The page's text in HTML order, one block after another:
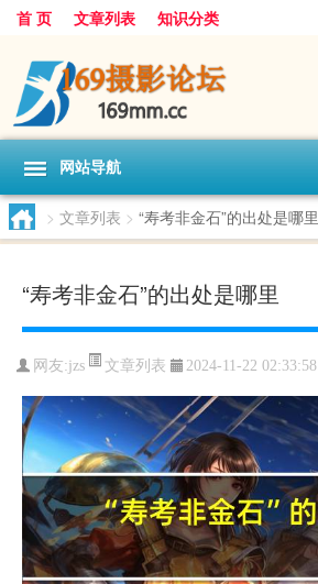
首 页 文章列表 知识分类
网站导航
> 文章列表 > “寿考非金石”的出处是哪里
“寿考非金石”的出处是哪里
网友:jzs 文章列表 2024-11-22 02:33:58